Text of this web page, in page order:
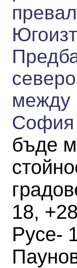
между
София
бъде
18,
Русе-